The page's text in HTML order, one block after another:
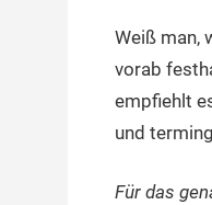
Weiß man,
vorab
empfiehlt
und
Für das